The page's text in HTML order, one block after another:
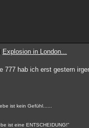
Explosion in London...
777 hab ich erst gestern
ist kein Gefühl......
ist eine ENTSCHEIDUNG!"